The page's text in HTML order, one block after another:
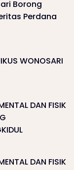
Borong
Perdana
WONOSARI
DAN FISIK
DAN FISIK